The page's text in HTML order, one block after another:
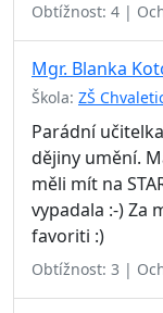
Obtížnost: 4 |
Mgr. Blanka
Škola: ZŠ
Parádní
dějiny umění.
měli mít na
vypadala :-) Za
favoriti :)
Obtížnost: 3 |